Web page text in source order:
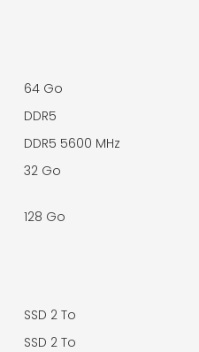
64 Go
DDR5
DDR5 5600 MHz
32 Go
128 Go
SSD 2 To
SSD 2 To